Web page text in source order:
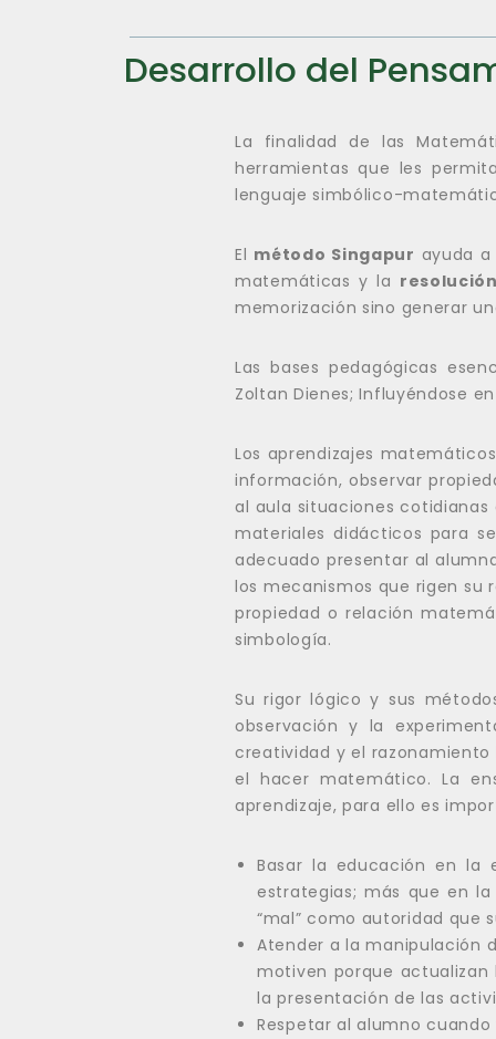
Desarrollo del
La finalidad de las
herramientas que les
lenguaje simbólico-
El método Singapur ayuda
matemáticas y la
memorización sino generar
Las bases pedagógicas
Zoltan Dienes; Influyéndose
Los aprendizajes
información, observar
al aula situaciones
materiales didácticos para
adecuado presentar al
los mecanismos que rigen su
propiedad o relación
simbología.
Su rigor lógico y sus
observación y la
creatividad y el
el hacer matemático. La
aprendizaje, para ello es
Basar la educación en la
estrategias; más que en
“mal” como autoridad que
Atender a la manipulación
motiven porque actualizan
la presentación de las
Respetar al alumno